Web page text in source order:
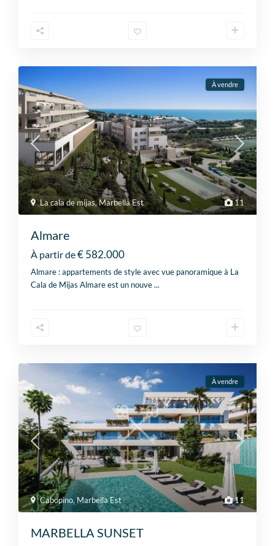
11
La cala de mijas,Marbella Est
À vendre
Almare
À partir de€ 582.000
Almare : appartements de style avec vue panoramique à La
Cala de Mijas Almare est un nouve...
11
Cabopino,Marbella Est
À vendre
MARBELLA SUNSET